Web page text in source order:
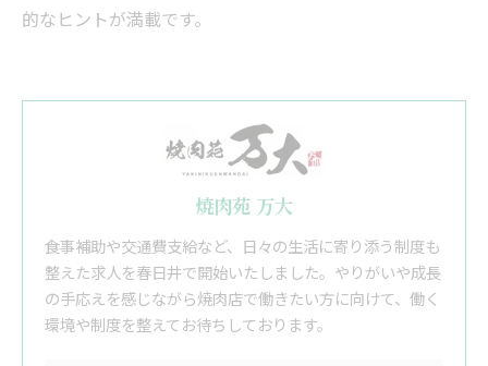
的なヒントが満載です。
焼肉苑 万大
食事補助や交通費支給など、日々の生活に寄り添う制度も
整えた求人を春日井で開始いたしました。やりがいや成長
の手応えを感じながら焼肉店で働きたい方に向けて、働く
環境や制度を整えてお待ちしております。